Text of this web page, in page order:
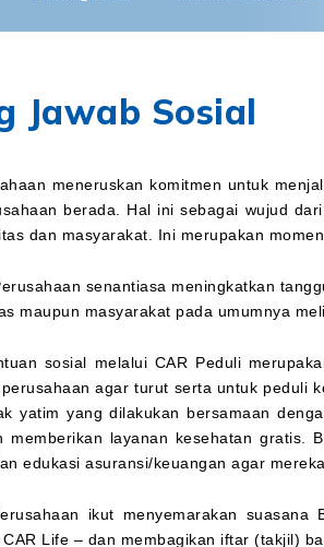
Jawab Sosial
meneruskan komitmen untuk
berada. Hal ini sebagai wujud
dan masyarakat. Ini merupakan
senantiasa meningkatkan
maupun masyarakat pada umumnya
sosial melalui CAR Peduli
agar turut serta untuk peduli
yatim yang dilakukan bersamaan
memberikan layanan kesehatan gratis.
edukasi asuransi/keuangan agar
ikut menyemarakan
Life – dan membagikan iftar (takjil)